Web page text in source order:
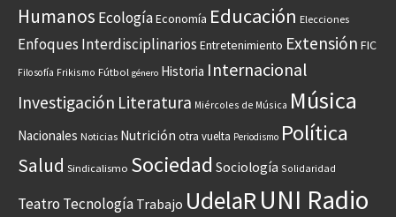
Humanos EcologíaEconomía Educación Elecciones
Enfoques Interdisciplinarios Entretenimiento Extensión FIC
Filosofía Frikismo Fútbol género Historia Internacional
Investigación Literatura Miércoles de Música Música
Nacionales Noticias Nutrición otra vuelta Periodismo Política
Salud Sindicalismo Sociedad Sociología Solidaridad
Teatro Tecnología Trabajo UdelaR UNI Radio